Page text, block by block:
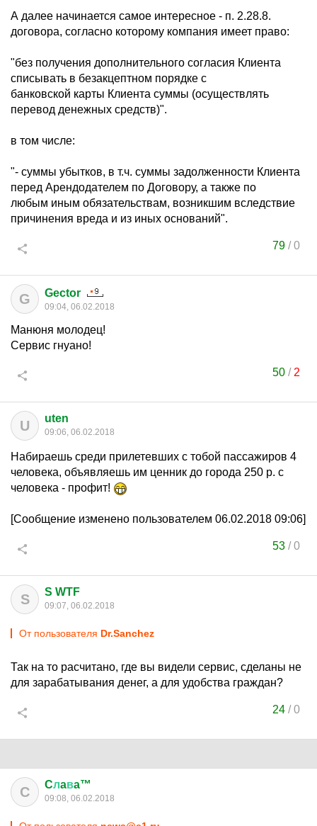
А далее начинается самое интересное - п. 2.28.8.
договора, согласно которому компания имеет право:
"без получения дополнительного согласия Клиента
списывать в безакцептном порядке с
банковской карты Клиента суммы (осуществлять
перевод денежных средств)".
в том числе:
"- суммы убытков, в т.ч. суммы задолженности Клиента
перед Арендодателем по Договору, а также по
любым иным обязательствам, возникшим вследствие
причинения вреда и из иных оснований".
79 /0
G Gector
09:04, 06.02.2018
Манюня молодец!
Сервис гнуано!
50 / 2
U uten
09:06, 06.02.2018
Набираешь среди прилетевших с тобой пассажиров 4
человека, объявляешь им ценник до города 250 р. с
человека - профит!
[Сообщение изменено пользователем 06.02.2018 09:06]
53 /0
S S WTF
09:07, 06.02.2018
От пользователя Dr.Sanchez
Так на то расчитано, где вы видели сервис, сделаны не
для зарабатывания денег, а для удобства граждан?
24 /0
C Cлaвa™
09:08, 06.02.2018